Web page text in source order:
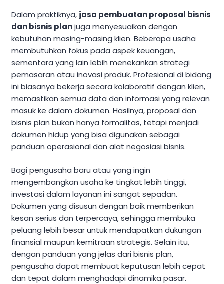
Dalam praktiknya, jasa pembuatan proposal bisnis
dan bisnis planjuga menyesuaikan dengan
kebutuhan masing-masing klien. Beberapa usaha
membutuhkan fokus pada aspek keuangan,
sementara yang lain lebih menekankan strategi
pemasaran atau inovasi produk. Profesional di bidang
ini biasanya bekerja secara kolaboratif dengan klien,
memastikan semua data dan informasi yang relevan
masuk ke dalam dokumen. Hasilnya, proposal dan
bisnis plan bukan hanya formalitas, tetapi menjadi
dokumen hidup yang bisa digunakan sebagai
panduan operasional dan alat negosiasi bisnis.
Bagi pengusaha baru atau yang ingin
mengembangkan usaha ke tingkat lebih tinggi,
investasi dalam layanan ini sangat sepadan.
Dokumen yang disusun dengan baik memberikan
kesan serius dan terpercaya, sehingga membuka
peluang lebih besar untuk mendapatkan dukungan
finansial maupun kemitraan strategis. Selain itu,
dengan panduan yang jelas dari bisnis plan,
pengusaha dapat membuat keputusan lebih cepat
dan tepat dalam menghadapi dinamika pasar.